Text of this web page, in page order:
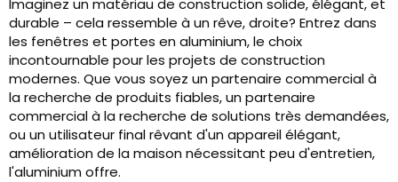
Imaginez un matériau de construction solide, élégant, et
durable – cela ressemble à un rêve, droite? Entrez dans
les fenêtres et portes en aluminium, le choix
incontournable pour les projets de construction
modernes. Que vous soyez un partenaire commercial à
la recherche de produits fiables, un partenaire
commercial à la recherche de solutions très demandées,
ou un utilisateur final rêvant d'un appareil élégant,
amélioration de la maison nécessitant peu d'entretien,
l'aluminium offre.